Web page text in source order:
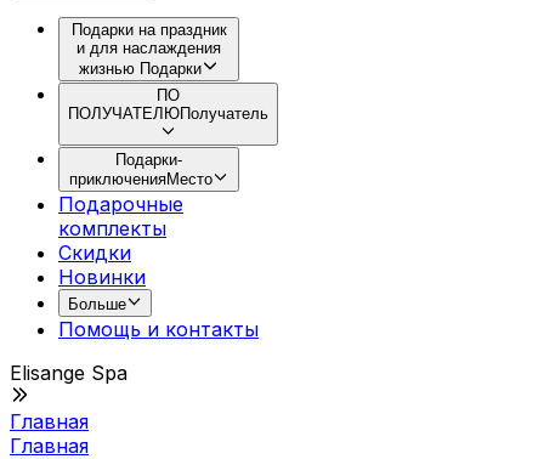
Подарки на праздник
и для наслаждения
жизнью Подарки
ПО
ПОЛУЧАТЕЛЮПолучатель
Подарки-
приключенияМесто
Подарочные
комплекты
Скидки
Новинки
Больше
Помощь и контакты
Elisange Spa
Главная
Главная